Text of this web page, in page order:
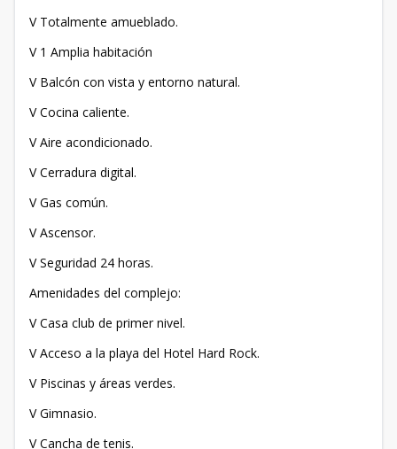
V Totalmente amueblado.
V 1 Amplia habitación
V Balcón con vista y entorno natural.
V Cocina caliente.
V Aire acondicionado.
V Cerradura digital.
V Gas común.
V Ascensor.
V Seguridad 24 horas.
Amenidades del complejo:
V Casa club de primer nivel.
V Acceso a la playa del Hotel Hard Rock.
V Piscinas y áreas verdes.
V Gimnasio.
V Cancha de tenis.